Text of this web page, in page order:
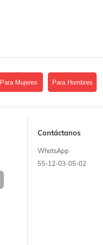
Para Mujeres Para Hombres
Contáctanos
WhatsApp
55-12-03-05-02